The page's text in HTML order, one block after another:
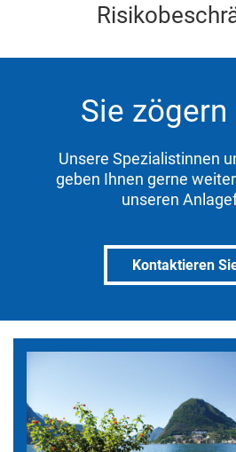
Sie zögern
Unsere Spezialistinnen
geben Ihnen gerne
unseren
Kontaktieren